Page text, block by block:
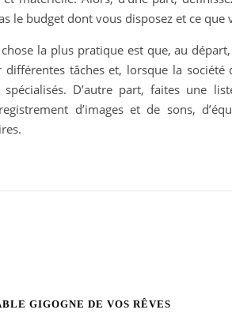
le budget dont vous disposez et ce
la plus pratique est que, au
différentes tâches et, lorsque la
D’autre part, faites une
d’images et de sons,
GIGOGNE DE VOS RÊVES